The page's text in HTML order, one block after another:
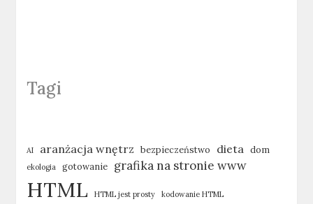
Tagi
AI aranżacja wnętrz bezpieczeństwo dieta dom
ekologia gotowanie grafika na stronie www
HTML HTML jest prosty kodowanie HTML